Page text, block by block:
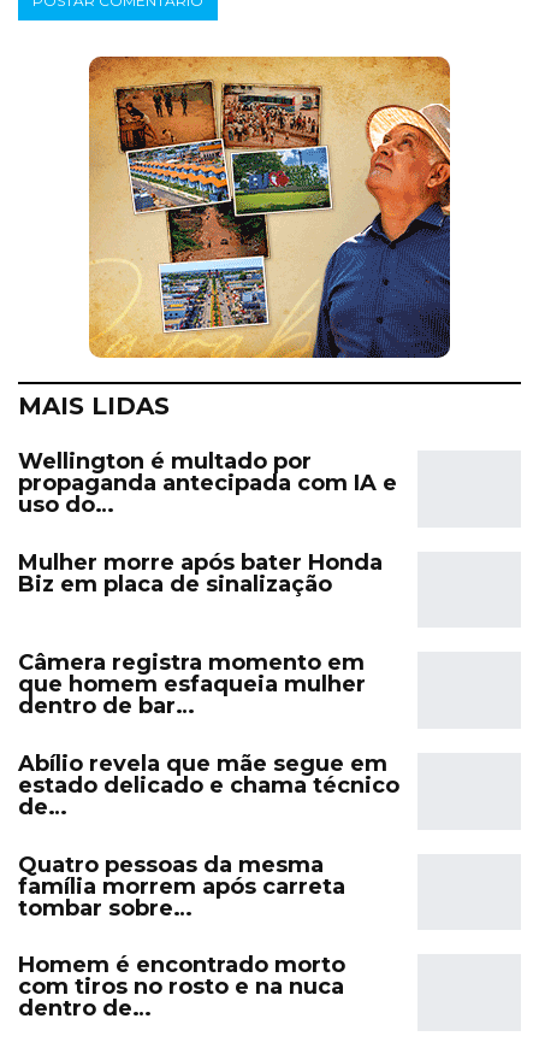
MAIS LIDAS
Wellington é multado por
propaganda antecipada com IA e
uso do…
Mulher morre após bater Honda
Biz em placa de sinalização
Câmera registra momento em
que homem esfaqueia mulher
dentro de bar…
Abílio revela que mãe segue em
estado delicado e chama técnico
de…
Quatro pessoas da mesma
família morrem após carreta
tombar sobre…
Homem é encontrado morto
com tiros no rosto e na nuca
dentro de…